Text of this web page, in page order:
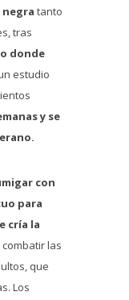
negra tanto
tras
donde
estudio
y se
con
para
cría la
combatir las
que
Los